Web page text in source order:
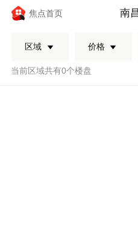
焦点首页 南
区域 价格
当前区域共有0个楼盘